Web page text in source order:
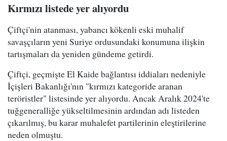
Kırmızı listede yer alıyordu
Çiftçi'nin atanması, yabancı kökenli eski muhalif
savaşçıların yeni Suriye ordusundaki konumuna ilişkin
tartışmaları da yeniden gündeme getirdi.
Çiftçi, geçmişte El Kaide bağlantısı iddiaları nedeniyle
İçişleri Bakanlığı'nın "kırmızı kategoride aranan
teröristler" listesinde yer alıyordu. Ancak Aralık 2024'te
tuğgeneralliğe yükseltilmesinin ardından adı listeden
çıkarılmış, bu karar muhalefet partilerinin eleştirilerine
neden olmuştu.